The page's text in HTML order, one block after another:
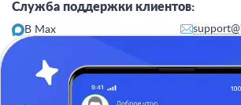
Служба поддержки клиентов:
В Max
Пн-пт с 10:00 до 17:00
117342, Москва, ул. Бутлерова, дом 17,